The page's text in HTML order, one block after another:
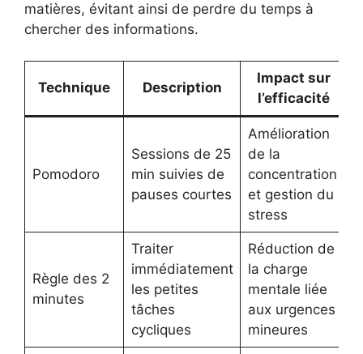
matières, évitant ainsi de perdre du temps à
chercher des informations.
Technique Description
Impact sur
l’efficacité
Pomodoro
Sessions de 25
min suivies de
pauses courtes
Amélioration
de la
concentration
et gestion du
stress
Règle des 2
minutes
Traiter
immédiatement
les petites
tâches
cycliques
Réduction de
la charge
mentale liée
aux urgences
mineures